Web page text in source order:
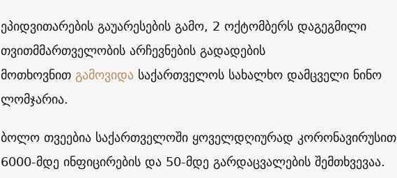
ეპიდვითარების გაუარესების გამო, 2 ოქტომბერს დაგეგმილი
თვითმმართველობის არჩევნების გადადების
მოთხოვნითგამოვიდასაქართველოს სახალხო დამცველი ნინო
ლომჯარია.
ბოლო თვეებია საქართველოში ყოველდღიურად კორონავირუსით
6000-მდე ინფიცირების და 50-მდე გარდაცვალების შემთხვევაა.